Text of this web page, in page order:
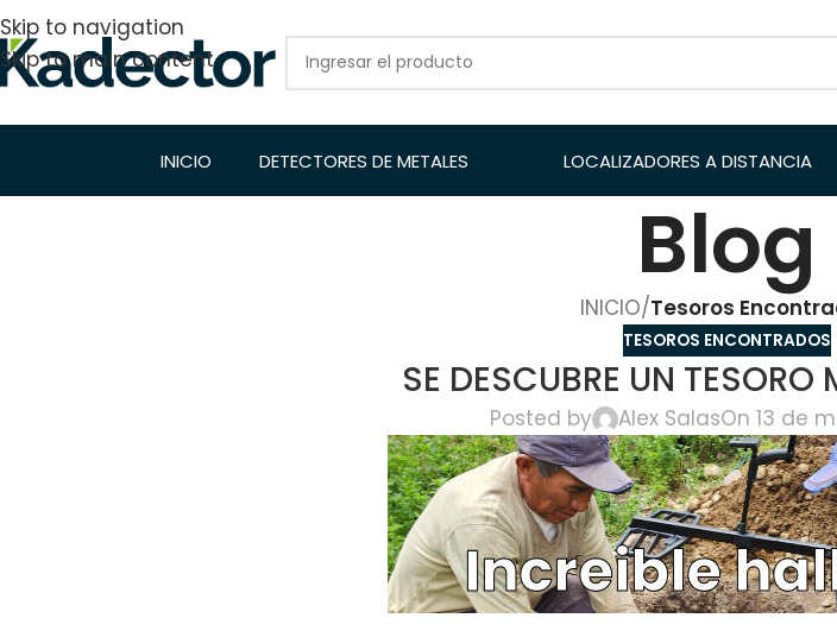
Skip to navigation
Skip to main content
INICIO DETECTORES DE METALES LOCALIZADORES A DISTANCIA
Blog
INICIO/Tesoros
TESOROS ENCONTRADOS
SE DESCUBRE UN TESORO
Posted by Alex SalasOn 13 de